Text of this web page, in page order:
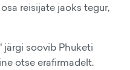
reisijate jaoks tegur,
järgi soovib Phuketi
otse erafirmadelt.